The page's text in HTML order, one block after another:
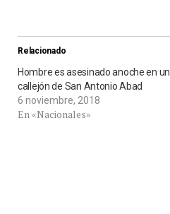
Relacionado
Hombre es asesinado anoche en un
callejón de San Antonio Abad
6 noviembre, 2018
En «Nacionales»